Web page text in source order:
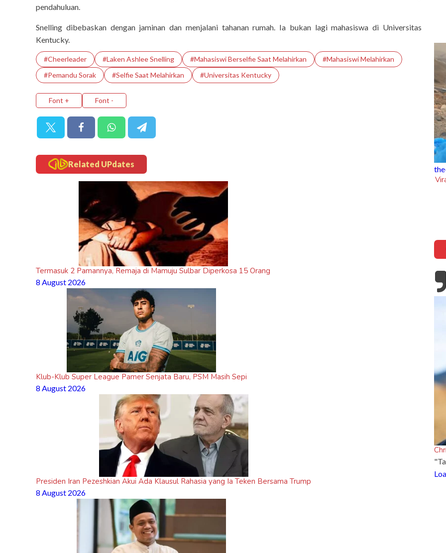
pendahuluan.
Snelling dibebaskan dengan jaminan dan menjalani tahanan rumah. Ia bukan lagi mahasiswa di Universitas
Kentucky.
#Cheerleader #Laken Ashlee Snelling #Mahasiswi Berselfie Saat Melahirkan
#Mahasiswi Melahirkan
#Pemandu Sorak
#Selfie Saat Melahirkan #Universitas Kentucky
Font + Font -
Related UPdates
Termasuk 2 Pamannya, Remaja di Mamuju Sulbar Diperkosa 15 Orang
8 August 2026
Klub-Klub Super League Pamer Senjata Baru, PSM Masih Sepi
8 August 2026
Presiden Iran Pezeshkian Akui Ada Klausul Rahasia yang Ia Teken Bersama Trump
8 August 2026
Film Lucky Strike, Kisah Kapten John
Castle di Battle of The Bulge
Viral, Ibu Asal Madura Jualan